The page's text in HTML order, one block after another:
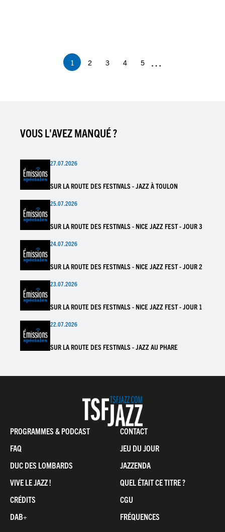
Page
courante
1 Page
2 Page
3 Page
4 Page
5 …
VOUS L'AVEZ MANQUÉ ?
27.07.2026
SUR LA ROUTE DES FESTIVALS - JAZZ À TOULON
25.07.2026
SUR LA ROUTE DES FESTIVALS - NICE JAZZ FEST - JOUR 3
24.07.2026
SUR LA ROUTE DES FESTIVALS - NICE JAZZ FEST - JOUR 2
23.07.2026
SUR LA ROUTE DES FESTIVALS - NICE JAZZ FEST - JOUR 1
22.07.2026
SUR LA ROUTE DES FESTIVALS - JAZZ AU PHARE
Pied
de
page
PROGRAMMES & PODCAST
CONTACT
FAQ
JEU DU JOUR
DUC DES LOMBARDS
JAZZENDA
VIVE LE JAZZ !
QUEL ÉTAIT CE TITRE ?
CRÉDITS
CGU
DAB+
FRÉQUENCES